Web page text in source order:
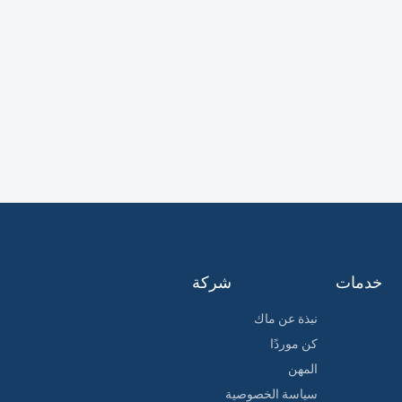
خدمات شركة
نبذة عن ماك
كن موردًا
المهن
سياسة الخصوصية